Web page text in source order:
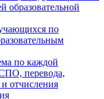
образовательной
по
по каждой
перевода,
отчисления